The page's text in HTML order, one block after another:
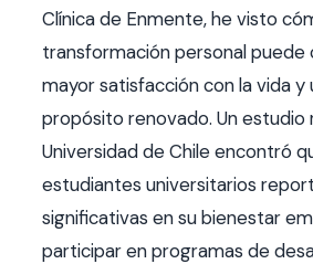
Clínica de Enmente, he visto
transformación personal puede
mayor satisfacción con la vida y
propósito renovado. Un estudio
Universidad de Chile encontró
estudiantes universitarios
significativas en su bienestar
participar en programas de